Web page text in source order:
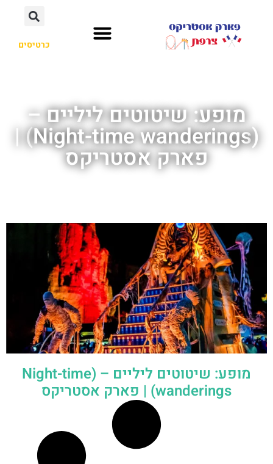
כרטיסים
מופע: שיטוטים ליליים –
(Night-time wanderings) |
פארק אסטריקס
מופע: שיטוטים ליליים – (Night-time
wanderings) | פארק אסטריקס